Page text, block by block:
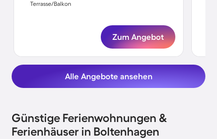
Terrasse/Balkon
Zum Angebot
Alle Angebote ansehen
Günstige Ferienwohnungen &
Ferienhäuser in Boltenhagen